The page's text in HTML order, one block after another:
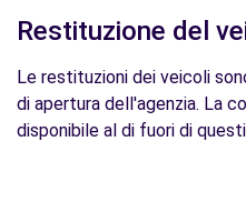
Restituzione del
Le restituzioni dei veicoli
di apertura dell'agenzia. La
disponibile al di fuori di